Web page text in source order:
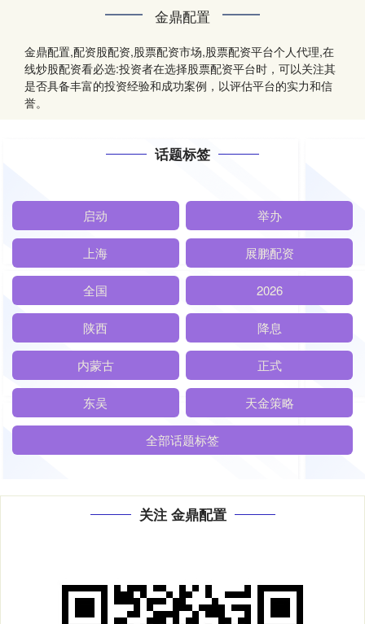
金鼎配置
金鼎配置,配资股配资,股票配资市场,股票配资平台个人代理,在
线炒股配资看必选:投资者在选择股票配资平台时，可以关注其
是否具备丰富的投资经验和成功案例，以评估平台的实力和信
誉。
话题标签
启动 举办
上海 展鹏配资
全国 2026
陕西 降息
内蒙古 正式
东吴 天金策略
全部话题标签
关注 金鼎配置